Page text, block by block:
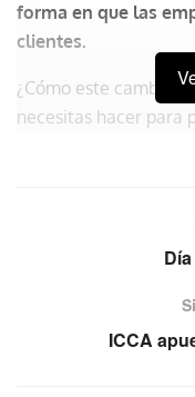
forma en que las
clientes.
¿Cómo este cambio
necesitas hacer para
Tecnología
la medida, ya que
segmentación que
ICCA